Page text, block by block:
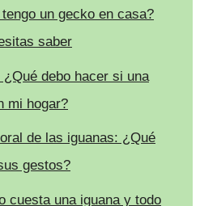
un gecko en casa?
saber
debo hacer si una
mi hogar?
de las iguanas: ¿Qué
gestos?
cuesta una iguana y todo